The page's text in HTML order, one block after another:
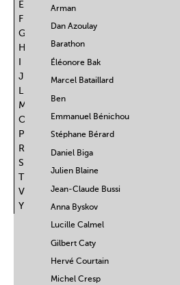
E
F
G
H
J
L
M
O
P
R
S
V
Y
Arman
Dan Azoulay
Barathon
Éléonore Bak
Marcel Bataillard
Ben
Emmanuel Bénichou
Stéphane Bérard
Daniel Biga
Julien Blaine
Jean-Claude Bussi
Anna Byskov
Lucille Calmel
Gilbert Caty
Hervé Courtain
Michel Cresp